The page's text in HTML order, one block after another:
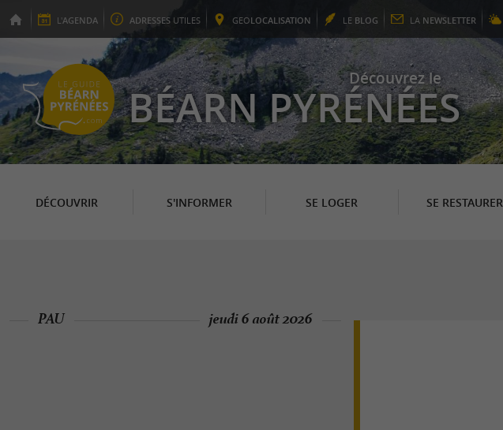
L'AGENDA ADRESSES UTILES GEOLOCALISATION LE BLOG LA NEWSLETTER
Découvrez le
BÉARN PYRÉNÉES
DÉCOUVRIR S'INFORMER SE LOGER SE RESTAURER
PAU jeudi 6 août 2026